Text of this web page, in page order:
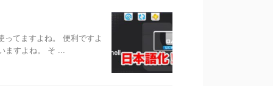
てますよね。 便利ですよ
ますよね。 そ ...